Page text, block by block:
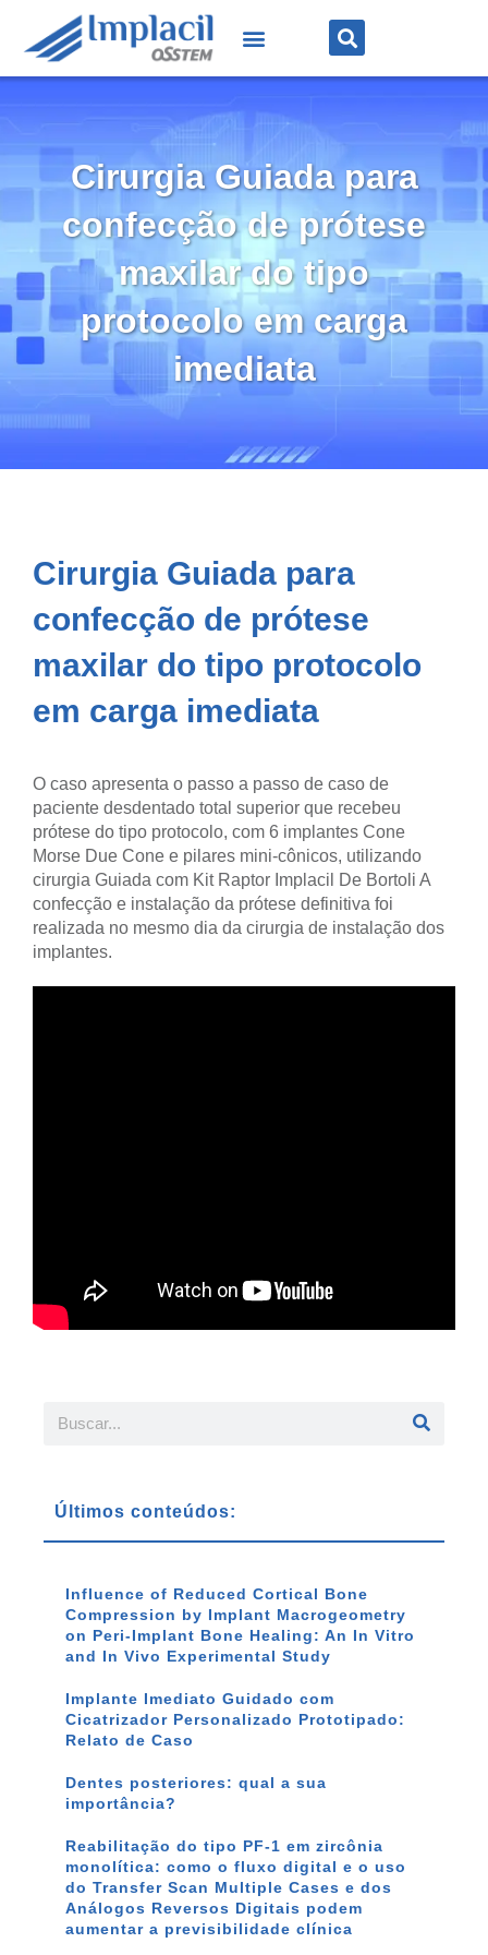
Cirurgia Guiada para
confecção de prótese
maxilar do tipo
protocolo em carga
imediata
Cirurgia Guiada para
confecção de prótese
maxilar do tipo protocolo
em carga imediata
O caso apresenta o passo a passo de caso de
paciente desdentado total superior que recebeu
prótese do tipo protocolo, com 6 implantes Cone
Morse Due Cone e pilares mini-cônicos, utilizando
cirurgia Guiada com Kit Raptor Implacil De Bortoli A
confecção e instalação da prótese definitiva foi
realizada no mesmo dia da cirurgia de instalação dos
implantes.
Últimos conteúdos:
Influence of Reduced Cortical Bone
Compression by Implant Macrogeometry
on Peri-Implant Bone Healing: An In Vitro
and In Vivo Experimental Study
Implante Imediato Guidado com
Cicatrizador Personalizado Prototipado:
Relato de Caso
Dentes posteriores: qual a sua
importância?
Reabilitação do tipo PF-1 em zircônia
monolítica: como o fluxo digital e o uso
do Transfer Scan Multiple Cases e dos
Análogos Reversos Digitais podem
aumentar a previsibilidade clínica